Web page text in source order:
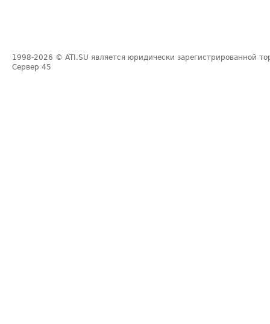
1998-2026 © ATI.SU является юридически зарегистрированной
Сервер 45